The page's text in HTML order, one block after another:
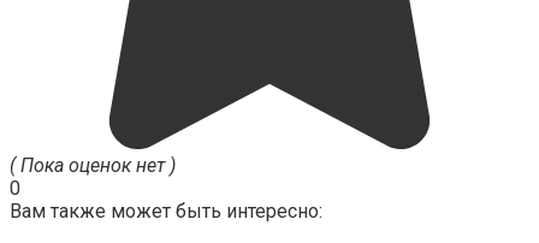
( Пока оценок нет )
0
Вам также может быть интересно: